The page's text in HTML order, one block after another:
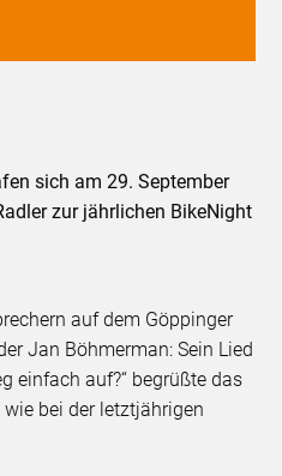
sich am 29. September
zur jährlichen BikeNight
auf dem Göppinger
Jan Böhmerman: Sein Lied
einfach auf?“ begrüßte das
bei der letztjährigen